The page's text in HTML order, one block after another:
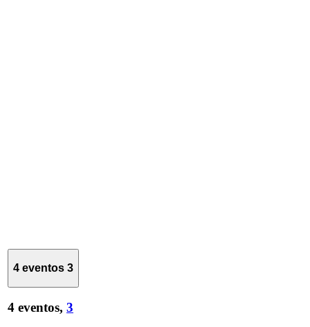
4 eventos 3
4 eventos, 3